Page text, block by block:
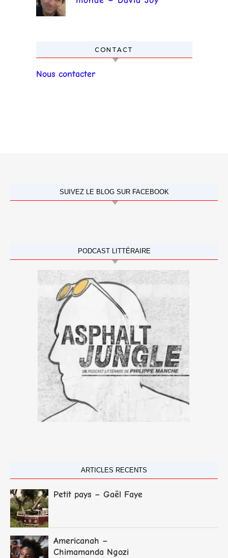
CONTACT
Nous contacter
SUIVEZ LE BLOG SUR FACEBOOK
PODCAST LITTÉRAIRE
ARTICLES RECENTS
Petit pays – Gaël Faye
Americanah –
Chimamanda Ngozi